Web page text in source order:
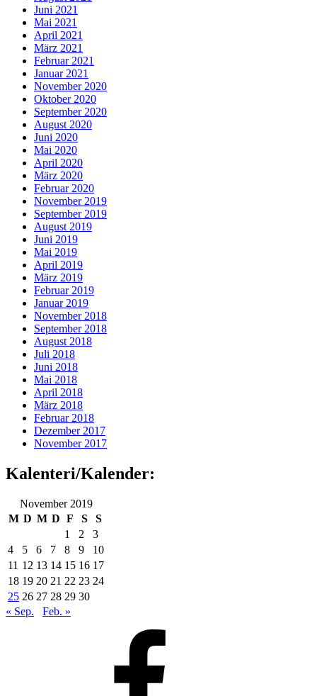
Juni 2021
Mai 2021
April 2021
März 2021
Februar 2021
Januar 2021
November 2020
Oktober 2020
September 2020
August 2020
Juni 2020
Mai 2020
April 2020
März 2020
Februar 2020
November 2019
September 2019
August 2019
Juni 2019
Mai 2019
April 2019
März 2019
Februar 2019
Januar 2019
November 2018
September 2018
August 2018
Juli 2018
Juni 2018
Mai 2018
April 2018
März 2018
Februar 2018
Dezember 2017
November 2017
Kalenteri/Kalender:
November 2019
M D M D F S
S
1
2
3
4
5 6 7 8 9
10
11 12 13 14 15 16 17
18 19 20 21 22 23 24
25 26 27 28 29 30
« Sep.
Feb. »